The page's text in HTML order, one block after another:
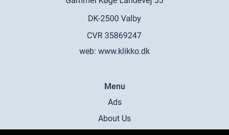
web: www.klikko.dk
Menu
Ads
About Us